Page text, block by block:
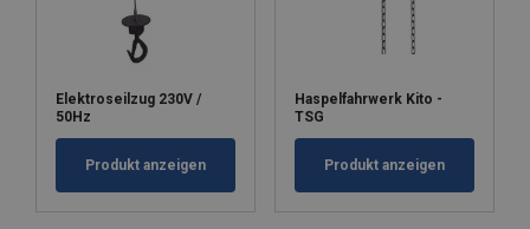
Elektroseilzug 230V /
50Hz
Produkt anzeigen
Haspelfahrwerk Kito -
TSG
Produkt anzeigen